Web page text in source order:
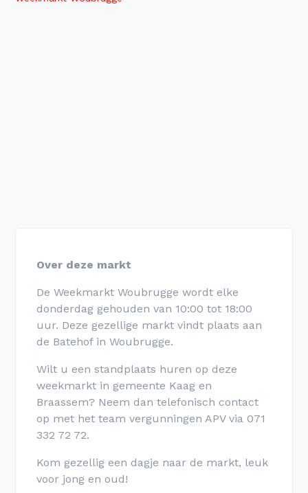
Over deze markt
De Weekmarkt Woubrugge wordt elke
donderdag gehouden van 10:00 tot 18:00
uur. Deze gezellige markt vindt plaats aan
de Batehof in Woubrugge.
Wilt u een standplaats huren op deze
weekmarkt in gemeente Kaag en
Braassem? Neem dan telefonisch contact
op met het team vergunningen APV via 071
332 72 72.
Kom gezellig een dagje naar de markt, leuk
voor jong en oud!